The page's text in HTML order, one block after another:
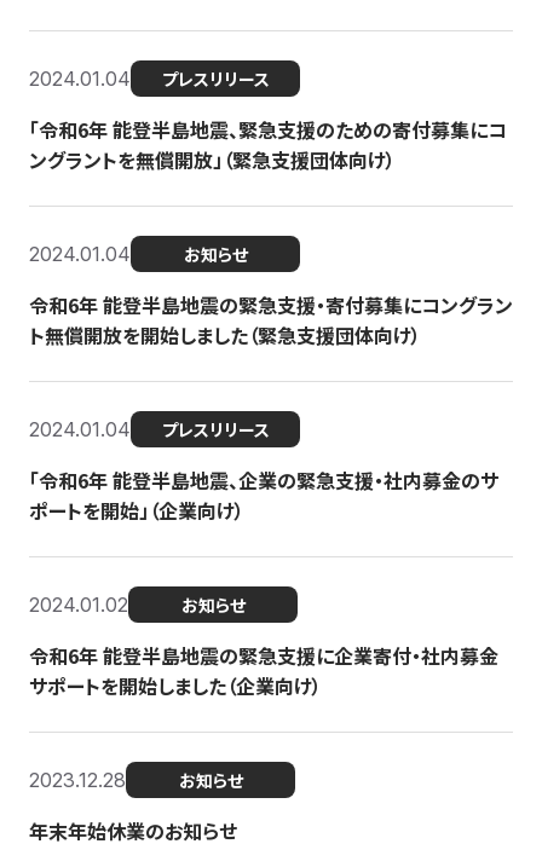
2024.01.04 プレスリリース
「令和6年 能登半島地震、緊急支援のための寄付募集にコ
ングラントを無償開放」（緊急支援団体向け）
2024.01.04 お知らせ
令和6年 能登半島地震の緊急支援・寄付募集にコングラン
ト無償開放を開始しました（緊急支援団体向け）
2024.01.04 プレスリリース
「令和6年 能登半島地震、企業の緊急支援・社内募金のサ
ポートを開始」（企業向け）
2024.01.02 お知らせ
令和6年 能登半島地震の緊急支援に企業寄付・社内募金
サポートを開始しました（企業向け）
2023.12.28 お知らせ
年末年始休業のお知らせ